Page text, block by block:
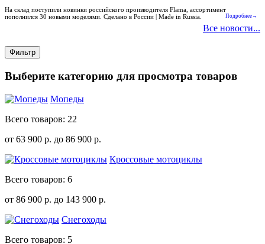
На склад поступили новинки российского производителя Flama, ассортимент
пополнился 30 новыми моделями. Сделано в России | Made in Russia.
Подробнее→
Все новости...
Фильтр
Выберите категорию для просмотра товаров
Мопеды
Всего товаров: 22
от 63 900 р. до 86 900 р.
Кроссовые мотоциклы
Всего товаров: 6
от 86 900 р. до 143 900 р.
Снегоходы
Всего товаров: 5